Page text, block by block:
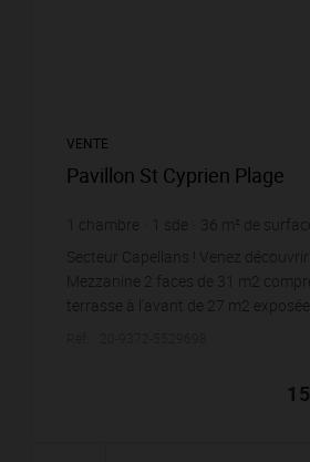
VENTE
Pavillon St Cyprien Plage
chambre sde 36 m² de
4 305,56 €
Secteur Capellans ! Venez
Mezzanine 2 faces de 31 m2
terrasse à l'avant de 27 m2